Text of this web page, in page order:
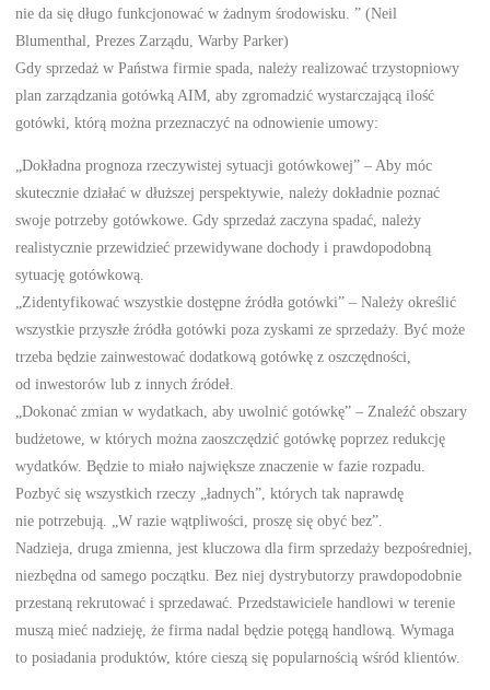
nie da się długo funkcjonować w żadnym środowisku. ” (Neil
Blumenthal, Prezes Zarządu, Warby Parker)
Gdy sprzedaż w Państwa firmie spada, należy realizować trzystopniowy
plan zarządzania gotówką AIM, aby zgromadzić wystarczającą ilość
gotówki, którą można przeznaczyć na odnowienie umowy:
„Dokładna prognoza rzeczywistej sytuacji gotówkowej” – Aby móc
skutecznie działać w dłuższej perspektywie, należy dokładnie poznać
swoje potrzeby gotówkowe. Gdy sprzedaż zaczyna spadać, należy
realistycznie przewidzieć przewidywane dochody i prawdopodobną
sytuację gotówkową.
„Zidentyfikować wszystkie dostępne źródła gotówki” – Należy określić
wszystkie przyszłe źródła gotówki poza zyskami ze sprzedaży. Być może
trzeba będzie zainwestować dodatkową gotówkę z oszczędności,
od inwestorów lub z innych źródeł.
„Dokonać zmian w wydatkach, aby uwolnić gotówkę” – Znaleźć obszary
budżetowe, w których można zaoszczędzić gotówkę poprzez redukcję
wydatków. Będzie to miało największe znaczenie w fazie rozpadu.
Pozbyć się wszystkich rzeczy „ładnych”, których tak naprawdę
nie potrzebują. „W razie wątpliwości, proszę się obyć bez”.
Nadzieja, druga zmienna, jest kluczowa dla firm sprzedaży bezpośredniej,
niezbędna od samego początku. Bez niej dystrybutorzy prawdopodobnie
przestaną rekrutować i sprzedawać. Przedstawiciele handlowi w terenie
muszą mieć nadzieję, że firma nadal będzie potęgą handlową. Wymaga
to posiadania produktów, które cieszą się popularnością wśród klientów.